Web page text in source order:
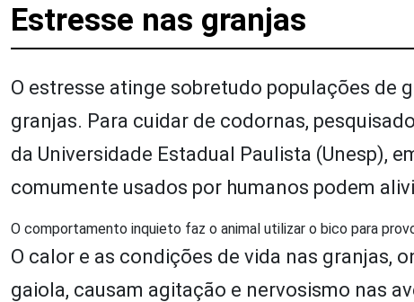
Estresse nas granjas
O estresse atinge sobretudo populações de
granjas. Para cuidar de codornas,
da Universidade Estadual Paulista (Unesp),
comumente usados por humanos podem
O comportamento inquieto faz o animal utilizar o bico para
O calor e as condições de vida nas granjas,
gaiola, causam agitação e nervosismo nas